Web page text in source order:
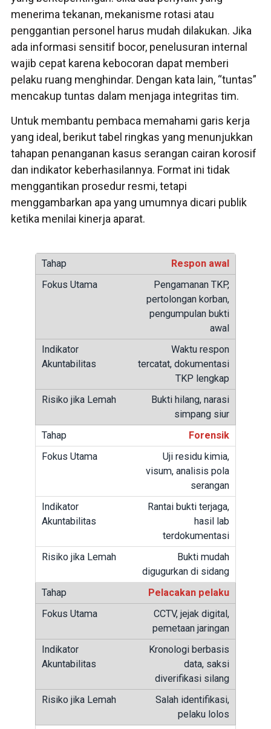
menerima tekanan, mekanisme rotasi atau
penggantian personel harus mudah dilakukan. Jika
ada informasi sensitif bocor, penelusuran internal
wajib cepat karena kebocoran dapat memberi
pelaku ruang menghindar. Dengan kata lain, “tuntas”
mencakup tuntas dalam menjaga integritas tim.
Untuk membantu pembaca memahami garis kerja
yang ideal, berikut tabel ringkas yang menunjukkan
tahapan penanganan kasus serangan cairan korosif
dan indikator keberhasilannya. Format ini tidak
menggantikan prosedur resmi, tetapi
menggambarkan apa yang umumnya dicari publik
ketika menilai kinerja aparat.
Respon awal
Pengamanan TKP,
pertolongan korban,
pengumpulan bukti
awal
Waktu respon
tercatat, dokumentasi
TKP lengkap
Bukti hilang, narasi
simpang siur
Forensik
Uji residu kimia,
visum, analisis pola
serangan
Rantai bukti terjaga,
hasil lab
terdokumentasi
Bukti mudah
digugurkan di sidang
Pelacakan pelaku
CCTV, jejak digital,
pemetaan jaringan
Kronologi berbasis
data, saksi
diverifikasi silang
Salah identifikasi,
pelaku lolos